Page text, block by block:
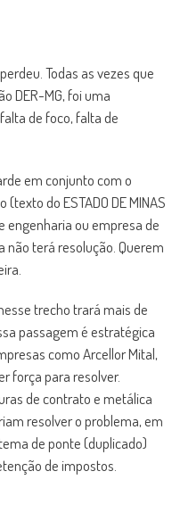
Todas as vezes que
DER-MG, foi uma
de foco, falta de
em conjunto com o
do ESTADO DE MINAS
engenharia ou empresa de
terá resolução. Querem
trecho trará mais de
passagem é estratégica
como Arcellor Mital,
força para resolver.
de contrato e metálica
resolver o problema, em
de ponte (duplicado)
de impostos.